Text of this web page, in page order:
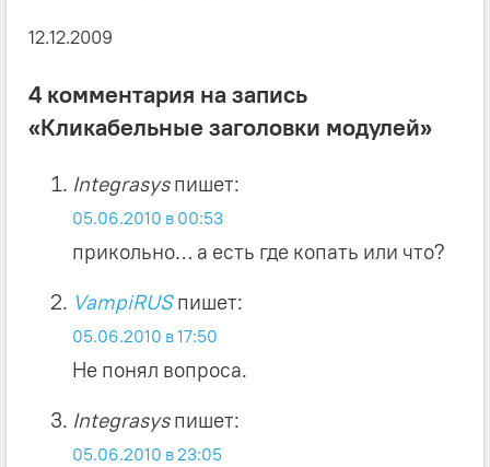
12.12.2009
4 комментария на запись
«Кликабельные заголовки модулей»
Integrasysпишет:
05.06.2010 в 00:53
прикольно… а есть где копать или что?
VampiRUSпишет:
05.06.2010 в 17:50
Не понял вопроса.
Integrasysпишет:
05.06.2010 в 23:05